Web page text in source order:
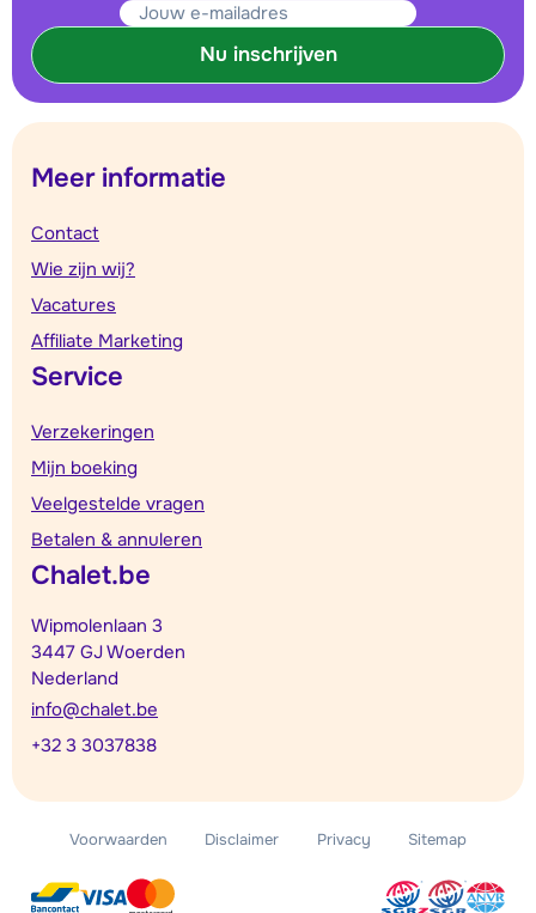
Nu inschrijven
Meer informatie
Contact
Wie zijn wij?
Vacatures
Affiliate Marketing
Service
Verzekeringen
Mijn boeking
Veelgestelde vragen
Betalen & annuleren
Chalet.be
Wipmolenlaan 3
3447 GJ Woerden
Nederland
info@chalet.be
+32 3 3037838
Voorwaarden Disclaimer Privacy Sitemap